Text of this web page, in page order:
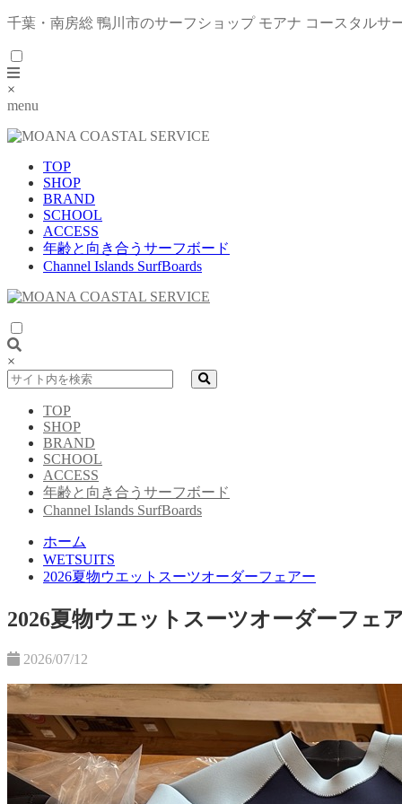
千葉・南房総 鴨川市のサーフショップ モアナ コースタルサ
×
menu
TOP
SHOP
BRAND
SCHOOL
ACCESS
年齢と向き合うサーフボード
Channel Islands SurfBoards
×
TOP
SHOP
BRAND
SCHOOL
ACCESS
年齢と向き合うサーフボード
Channel Islands SurfBoards
ホーム
WETSUITS
2026夏物ウエットスーツオーダーフェアー
2026夏物ウエットスーツオーダーフェ
2026/07/12